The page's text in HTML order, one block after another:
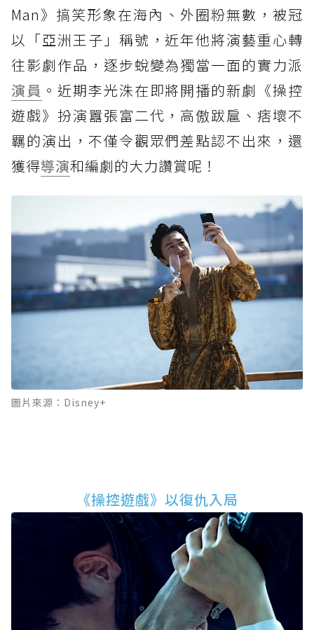
Man》搞笑形象在海內、外圈粉無數，被冠
以「亞洲王子」稱號，近年他將演藝重心轉
往影劇作品，逐步蛻變為獨當一面的實力派
演員 。近期李光洙在即將開播的新劇《操控
遊戲》扮演囂張富二代，高傲跋扈、痞壞不
羈的演出，不僅令觀眾們差點認不出來，還
獲得導演和編劇的大力讚賞呢！
圖片來源：Disney+
《操控遊戲》以復仇入局